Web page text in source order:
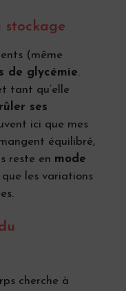
stockage
(même
de glycémie.
tant qu’elle
ses
ici que mes
équilibré,
reste en mode
les variations
cherche à